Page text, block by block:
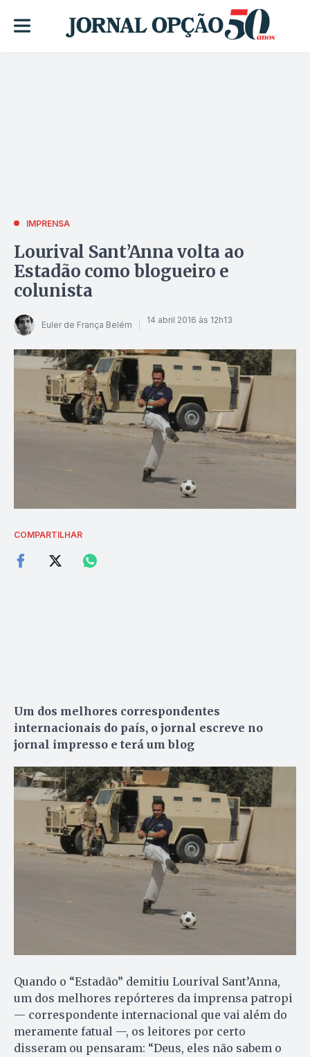
IMPRENSA
Lourival Sant’Anna volta ao
Estadão como blogueiro e
colunista
Euler de França Belém 14 abril 2016 às 12h13
COMPARTILHAR
Um dos melhores correspondentes
internacionais do país, o jornal escreve no
jornal impresso e terá um blog
Quando o “Estadão” demitiu Lourival Sant’Anna,
um dos melhores repórteres da imprensa patropi
— correspondente internacional que vai além do
meramente fatual —, os leitores por certo
disseram ou pensaram: “Deus, eles não sabem o